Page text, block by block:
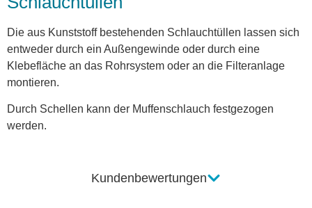
Kundenbewertungen
Die aus Kunststoff bestehenden Schlauchtüllen lassen sich
entweder durch ein Außengewinde oder durch eine
Klebefläche an das Rohrsystem oder an die Filteranlage
montieren.
Durch Schellen kann der Muffenschlauch festgezogen
werden.